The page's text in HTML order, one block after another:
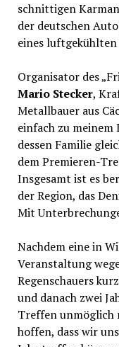
schnittigen
der deutschen
eines
Organisator des
Mario Stecker,
Metallbauer aus
einfach zu meinem
dessen Familie
dem Premieren-
Insgesamt ist es
der Region, das
Mit
Nachdem eine in
Veranstaltung
Regenschauers
und danach zwei
Treffen unmöglich
hoffen, dass wir